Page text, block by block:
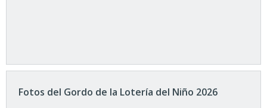
Fotos del Gordo de la Lotería del Niño 2026